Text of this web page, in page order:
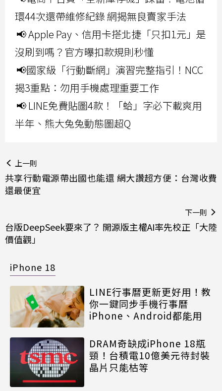
環44次還帶維修紀錄 網揭無良賣家手法
📢 Apple Pay、信用卡搭北捷「只扣1元」是
沒刷到嗎？官方曝扣款規則秒懂
📢國家級「行動斷網」演習完整指引！NCC
揭3重點：勿用手機處理重要工作
📢 LINE免費貼圖4款！「蛤」字必下載爽用
半年、熊大兔兔動態圖超Q
上一則
共享行動電源帶出國也能還 網大讚超方便：台灣收費
還最便宜
下一則
台版DeepSeek要來了？ 開源版主權AI率先校正「大陸
價值觀」
iPhone 18
LINE行事曆更新更好用！教
你一鍵同步手機行事曆
iPhone、Android都能用
DRAM奇缺成iPhone 18瓶
頸！台積電10億美元待封裝
晶片只能枯等